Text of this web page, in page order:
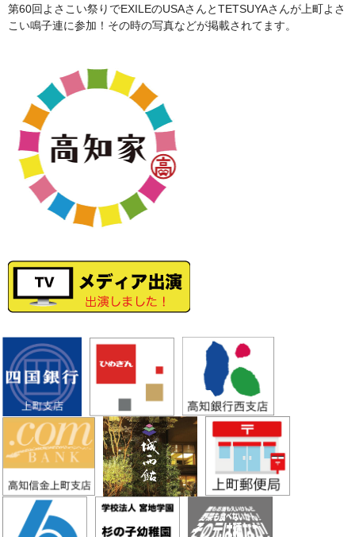
第60回よさこい祭りでEXILEのUSAさんとTETSUYAさんが上町よさ
こい鳴子連に参加！その時の写真などが掲載されてます。